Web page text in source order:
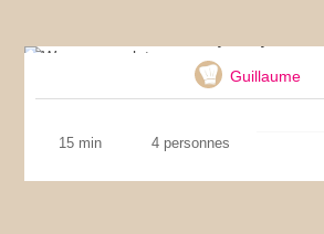
Guillaume
15 min 4 personnes